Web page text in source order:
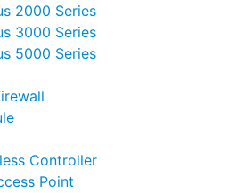
2000 Series
3000 Series
5000 Series
Controller
Point